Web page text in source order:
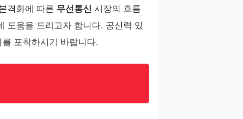
격화에 따른 무선통신 시장의 흐름
도움을 드리고자 합니다. 공신력 있
포착하시기 바랍니다.